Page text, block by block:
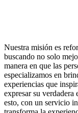
Nuestra misión es
buscando no solo
manera en que las
especializamos en
experiencias que
expresar su
esto, con un servicio